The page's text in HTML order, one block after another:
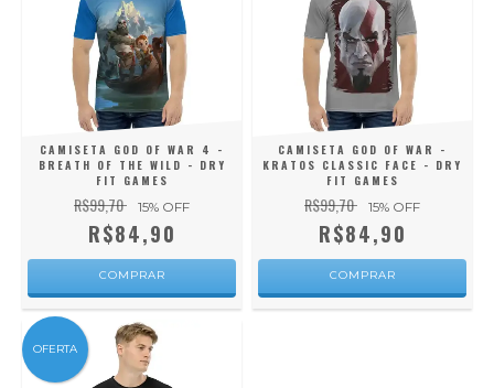
CAMISETA GOD OF WAR 4 -
BREATH OF THE WILD - DRY
FIT GAMES
R$99,70 15% OFF
R$84,90
COMPRAR
CAMISETA GOD OF WAR -
KRATOS CLASSIC FACE - DRY
FIT GAMES
R$99,70 15% OFF
R$84,90
COMPRAR
OFERTA